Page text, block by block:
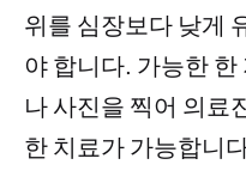
위를 심장보다 낮게
야 합니다. 가능한
나 사진을 찍어 의료
한 치료가 가능합니